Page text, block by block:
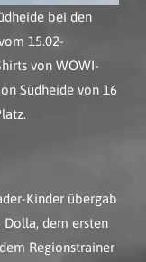
bei den
15.02-
von WOWI-
Südheide von 16
Kinder übergab
dem ersten
Regionstrainer